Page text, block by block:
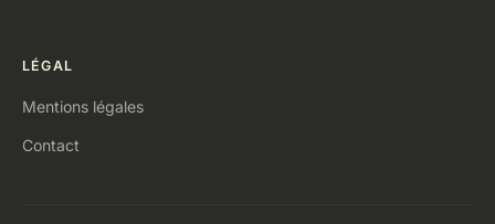
LÉGAL
Mentions légales
Contact